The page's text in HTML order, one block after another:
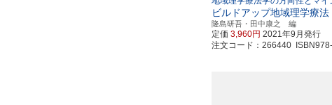
ビルドアップ地域理学療法
隆島研吾・田中康之 編
定価 3,960円 2021年9月発行
注文コード：266440